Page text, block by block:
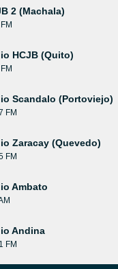
2 (Machala)
HCJB (Quito)
Scandalo (Portoviejo)
FM
Zaracay (Quevedo)
FM
Ambato
Andina
FM